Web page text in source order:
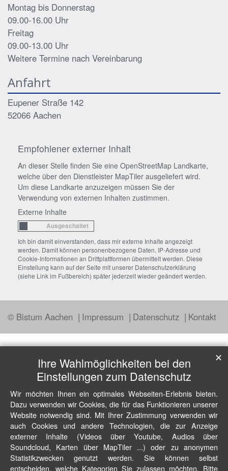
Montag bis Donnerstag
09.00-16.00 Uhr
Freitag
09.00-13.00 Uhr
Weitere Termine nach Vereinbarung
Anfahrt
Eupener Straße 142
52066 Aachen
Empfohlener externer Inhalt
An dieser Stelle finden Sie eine OpenStreetMap Landkarte,
welche über den Dienstleister MapTiler ausgeliefert wird.
Um diese Landkarte anzuzeigen müssen Sie der
Verwendung von externen Inhalten zustimmen.
Externe Inhalte
Ich bin damit einverstanden, dass mir externe Inhalte angezeigt
werden. Damit können personenbezogene Daten, IP-Adresse und
Cookie-Informationen an Drittplattformen übermittelt werden. Diese
Einstellung kann auf der Seite mit unserer Datenschutzerklärung
(siehe Link im Fußbereich) später jederzeit wieder geändert werden.
© Bistum Aachen Impressum Datenschutz Kontakt
Ihre Wahlmöglichkeiten bei den
Einstellungen zum Datenschutz
Wir möchten Ihnen ein optimales Webseiten-Erlebnis bieten.
Dazu verwenden wir Cookies, die für das Funktionieren unserer
Website notwendig sind. Mit Ihrer Zustimmung verwenden wir
auch Cookies und andere Technologien, die zur Anzeige
externer Inhalte (Videos über Youtube, Audios über
Soundcloud, Karten über MapTiler ...) oder zu anonymen
Statistikzwecken genutzt werden. Sie können selbst
entscheiden, welche Kategorien Sie zulassen möchten. Bitte
✕